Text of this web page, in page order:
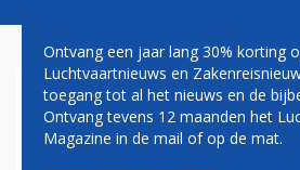
MIST ZORGT OOK
VOOR HINDER OP
Ontvang een jaar lang 30% korting
Luchtvaartnieuws en
toegang tot al het nieuws en de
Ontvang tevens 12 maanden het
Magazine in de mail of op de mat.